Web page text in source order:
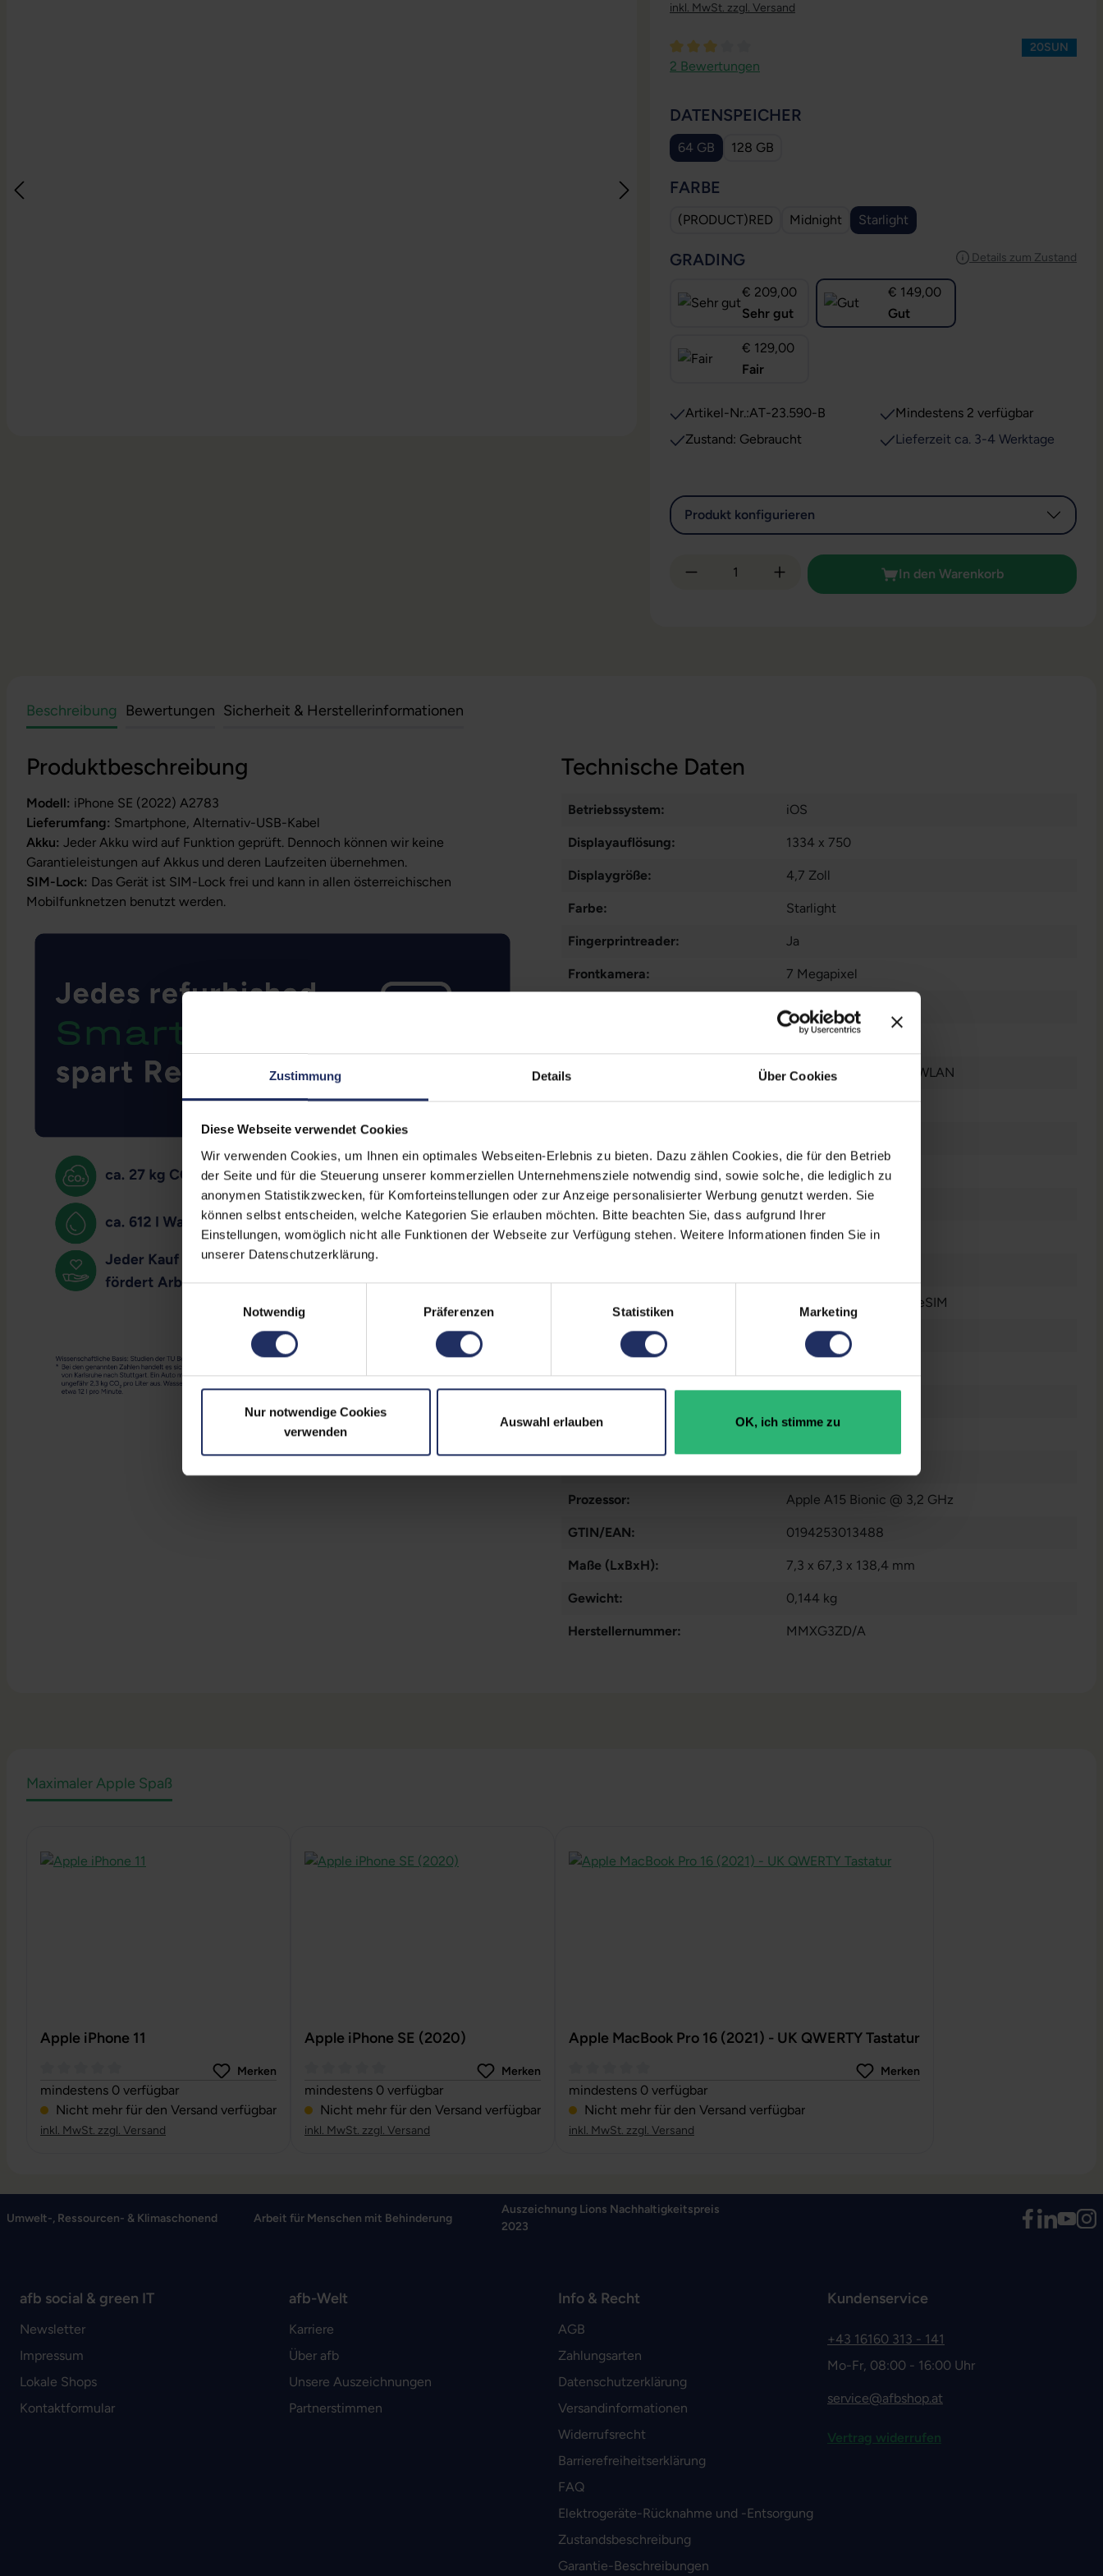
Zustimmung Details Über Cookies
Diese Webseite verwendet Cookies
Wir verwenden Cookies, um Ihnen ein optimales Webseiten-Erlebnis zu bieten. Dazu zählen Cookies, die für den Betrieb
der Seite und für die Steuerung unserer kommerziellen Unternehmensziele notwendig sind, sowie solche, die lediglich zu
anonymen Statistikzwecken, für Komforteinstellungen oder zur Anzeige personalisierter Werbung genutzt werden. Sie
können selbst entscheiden, welche Kategorien Sie erlauben möchten. Bitte beachten Sie, dass aufgrund Ihrer
Einstellungen, womöglich nicht alle Funktionen der Webseite zur Verfügung stehen. Weitere Informationen finden Sie in
unserer Datenschutzerklärung.
Notwendig
Präferenzen Statistiken Marketing
Nur notwendige Cookies
verwenden
Auswahl erlauben OK, ich stimme zu
inkl. MwSt. zzgl. Versand
Durchschnittliche Bewertung von 3 von 5 Sternen
2 Bewertungen
20SUN
DATENSPEICHER
64 GB 128 GB
FARBE
(PRODUCT)RED Midnight Starlight
Details zum Zustand
GRADING
€ 209,00
Sehr gut
€ 149,00
Gut
€ 129,00
Fair
Artikel-Nr.:AT-23.590-B
Zustand: Gebraucht
Mindestens 2 verfügbar
Lieferzeit ca. 3-4 Werktage
Produkt konfigurieren
Produkt Anzahl: Gib den gewünschten Wert ein
In den Warenkorb
Beschreibung Bewertungen Sicherheit & Herstellerinformationen
Produktbeschreibung
Modell: iPhone SE (2022) A2783
Lieferumfang: Smartphone, Alternativ-USB-Kabel
Akku: Jeder Akku wird auf Funktion geprüft. Dennoch können wir keine
Garantieleistungen auf Akkus und deren Laufzeiten übernehmen.
SIM-Lock: Das Gerät ist SIM-Lock frei und kann in allen österreichischen
Mobilfunknetzen benutzt werden.
Technische Daten
Betriebssystem: iOS
Displayauflösung: 1334 x 750
Displaygröße: 4,7 Zoll
Farbe: Starlight
Fingerprintreader: Ja
Frontkamera: 7 Megapixel
Nein
Gut
Kommunikation: Bluetooth , WLAN
Markteinführung: 2022
Paneltyp: IPS-LCD
Pixeldichte: 326 ppi
Prozessorkerne: 6
, eSIM
Schnittstellen: 1x Lightning
Prozessor: Apple A15 Bionic @ 3,2 GHz
GTIN/EAN: 0194253013488
Maße (LxBxH): 7,3 x 67,3 x 138,4 mm
Gewicht: 0,144 kg
Herstellernummer: MMXG3ZD/A
Maximaler Apple Spaß
Apple iPhone 11
Durchschnittliche Bewertung von 0 von 5 Sternen
Merken
mindestens 0 verfügbar
Nicht mehr für den Versand verfügbar
inkl. MwSt. zzgl. Versand
Apple iPhone SE (2020)
Durchschnittliche Bewertung von 0 von 5 Sternen
Merken
mindestens 0 verfügbar
Nicht mehr für den Versand verfügbar
inkl. MwSt. zzgl. Versand
Apple MacBook Pro 16 (2021) - UK QWERTY Tastatur
Durchschnittliche Bewertung von 0 von 5 Sternen
Merken
mindestens 0 verfügbar
Nicht mehr für den Versand verfügbar
inkl. MwSt. zzgl. Versand
Umwelt-, Ressourcen- & Klimaschonend Arbeit für Menschen mit Behinderung
Auszeichnung Lions Nachhaltigkeitspreis
2023
afb social & green IT
Newsletter
Impressum
Lokale Shops
Kontaktformular
afb-Welt
Karriere
Über afb
Unsere Auszeichnungen
Partnerstimmen
Info & Recht
AGB
Zahlungsarten
Datenschutzerklärung
Versandinformationen
Widerrufsrecht
Barrierefreiheitserklärung
FAQ
Elektrogeräte-Rücknahme und -Entsorgung
Zustandsbeschreibung
Garantie-Beschreibungen
Kundenservice
+43 16160 313 - 141
Mo-Fr, 08:00 - 16:00 Uhr
service@afbshop.at
Vertrag widerrufen